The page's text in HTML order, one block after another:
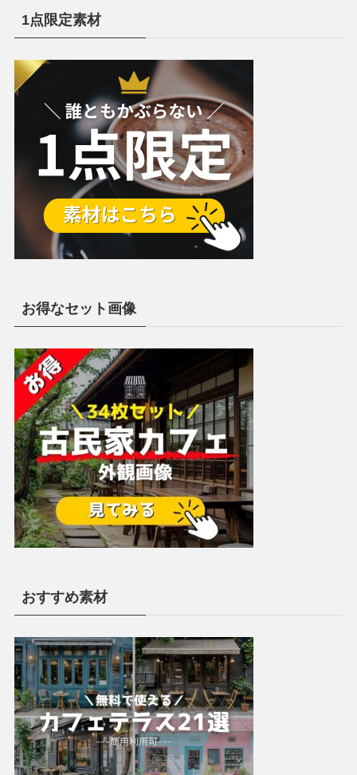
1点限定素材
お得なセット画像
おすすめ素材